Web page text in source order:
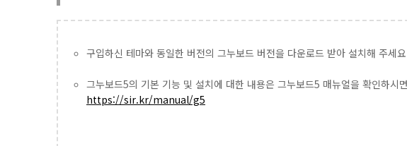
구입하신 테마와 동일한 버전의 그누보드 버전을 다운로드 받아 설치해 주세
그누보드5의 기본 기능 및 설치에 대한 내용은 그누보드5 매뉴얼을 확인하시
https://sir.kr/manual/g5